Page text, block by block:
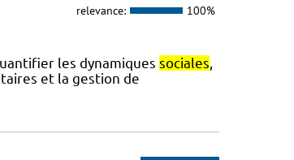
relevance: 100%
les dynamiques sociales,
et la gestion de